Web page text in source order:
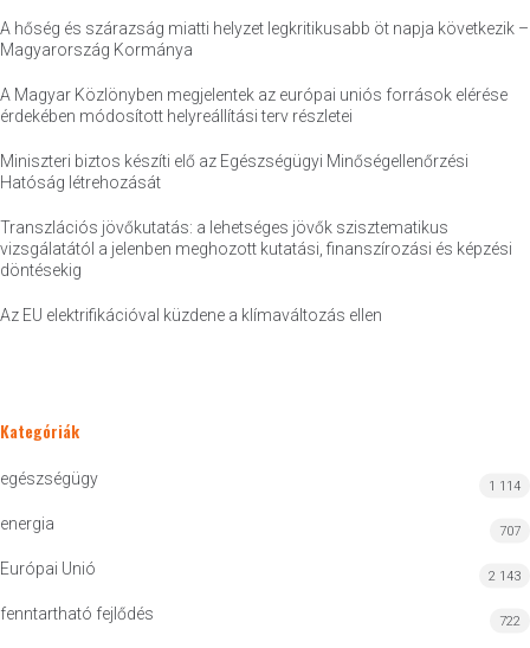
A hőség és szárazság miatti helyzet legkritikusabb öt napja következik –
Magyarország Kormánya
A Magyar Közlönyben megjelentek az európai uniós források elérése
érdekében módosított helyreállítási terv részletei
Miniszteri biztos készíti elő az Egészségügyi Minőségellenőrzési
Hatóság létrehozását
Transzlációs jövőkutatás: a lehetséges jövők szisztematikus
vizsgálatától a jelenben meghozott kutatási, finanszírozási és képzési
döntésekig
Az EU elektrifikációval küzdene a klímaváltozás ellen
Kategóriák
egészségügy 1 114
energia 707
Európai Unió 2 143
fenntartható fejlődés 722